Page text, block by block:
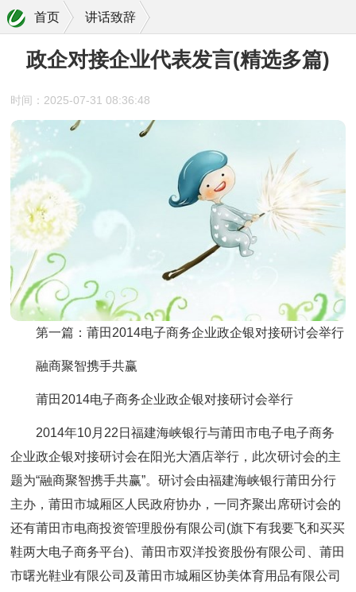
首页 讲话致辞
政企对接企业代表发言(精选多篇)
时间：2025-07-31 08:36:48
第一篇：莆田2014电子商务企业政企银对接研讨会举行
融商聚智携手共赢
莆田2014电子商务企业政企银对接研讨会举行
2014年10月22日福建海峡银行与莆田市电子电子商务
企业政企银对接研讨会在阳光大酒店举行，此次研讨会的主
题为“融商聚智携手共赢”。研讨会由福建海峡银行莆田分行
主办，莆田市城厢区人民政府协办，一同齐聚出席研讨会的
还有莆田市电商投资管理股份有限公司(旗下有我要飞和买买
鞋两大电子商务平台)、莆田市双洋投资股份有限公司、莆田
市曙光鞋业有限公司及莆田市城厢区协美体育用品有限公司